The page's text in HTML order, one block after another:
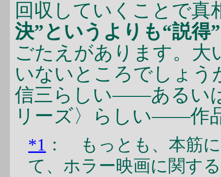
回収していくことで真
決”というよりも“説得”
ごたえがあります。大
いないところでしょう
信三らしい――あるい
リーズ〉らしい――作
*1 ： もっとも、本筋
て、ホラー映画に関す